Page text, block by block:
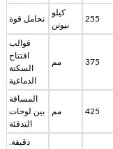
تحامل قوة
كيلو
نيوتن
255
قوالب
افتتاح
السكتة
الدماغية
مم 375
المسافة
بين لوحات
التدفئة
مم 425
دقيقة.